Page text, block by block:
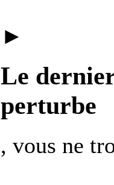
►
Le
perturbe
, vous ne